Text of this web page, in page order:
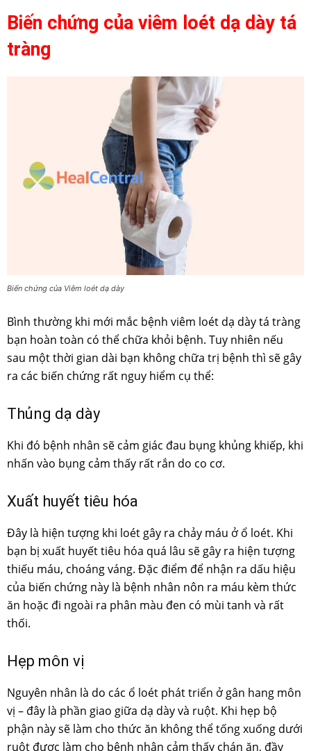
Biến chứng của viêm loét dạ dày tá
tràng
Biến chứng của Viêm loét dạ dày
Bình thường khi mới mắc bệnh viêm loét dạ dày tá tràng
bạn hoàn toàn có thể chữa khỏi bệnh. Tuy nhiên nếu
sau một thời gian dài bạn không chữa trị bệnh thì sẽ gây
ra các biến chứng rất nguy hiểm cụ thể:
Thủng dạ dày
Khi đó bệnh nhân sẽ cảm giác đau bụng khủng khiếp, khi
nhấn vào bụng cảm thấy rất rắn do co cơ.
Xuất huyết tiêu hóa
Đây là hiện tượng khi loét gây ra chảy máu ở ổ loét. Khi
bạn bị xuất huyết tiêu hóa quá lâu sẽ gây ra hiện tượng
thiếu máu, choáng váng. Đặc điểm để nhận ra dấu hiệu
của biến chứng này là bệnh nhân nôn ra máu kèm thức
ăn hoặc đi ngoài ra phân màu đen có mùi tanh và rất
thối.
Hẹp môn vị
Nguyên nhân là do các ổ loét phát triển ở gân hang môn
vị – đây là phần giao giữa dạ dày và ruột. Khi hẹp bộ
phận này sẽ làm cho thức ăn không thể tống xuống dưới
ruột được làm cho bệnh nhân cảm thấy chán ăn, đầy